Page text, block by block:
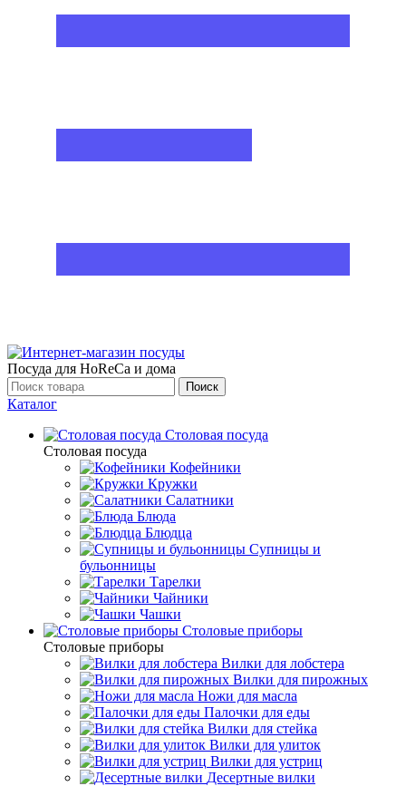
Посуда для HoReCa и дома
Поиск
Каталог
Столовая посуда
Столовая посуда
Кофейники
Кружки
Салатники
Блюда
Блюдца
Супницы и
бульонницы
Тарелки
Чайники
Чашки
Cтоловые приборы
Cтоловые приборы
Вилки для лобстера
Вилки для пирожных
Ножи для масла
Палочки для еды
Вилки для стейка
Вилки для улиток
Вилки для устриц
Десертные вилки